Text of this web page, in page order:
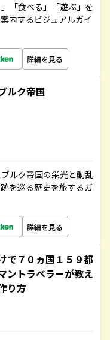
「食べる」「遊ぶ」を
内するビジュアルガイ
詳細を見る
ルク帝国
ルク帝国の栄光と動乱
を巡る歴史を旅するガ
詳細を見る
で７０ヵ国１５９都
ントラベラーが教え
り方